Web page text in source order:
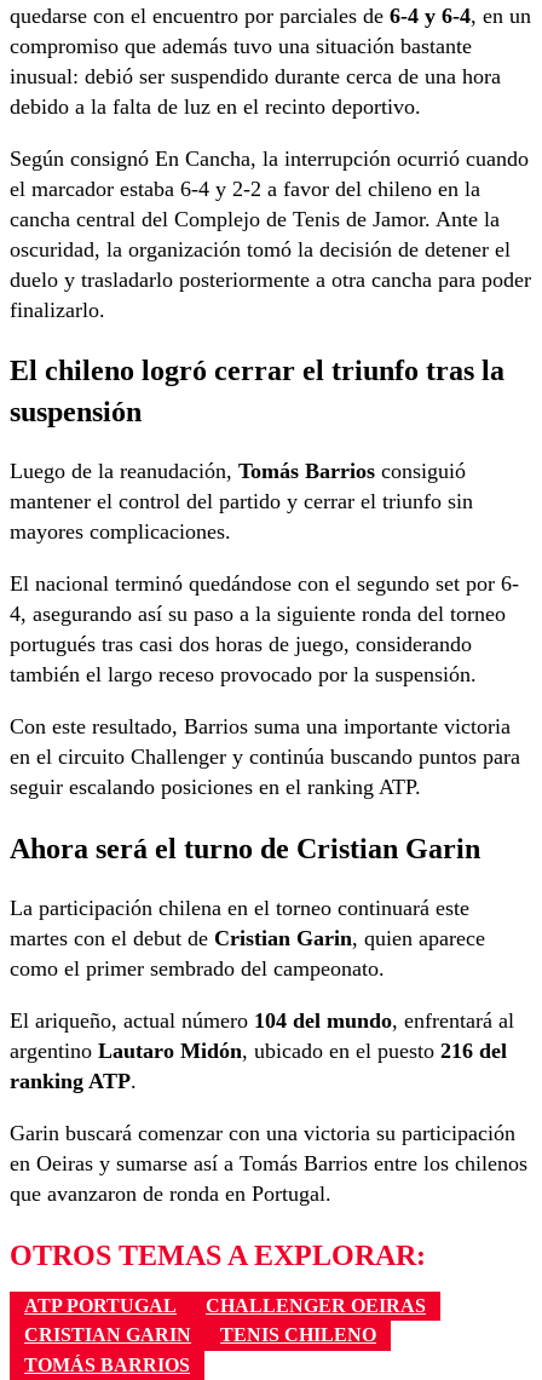
quedarse con el encuentro por parciales de 6-4 y 6-4, en un
compromiso que además tuvo una situación bastante
inusual: debió ser suspendido durante cerca de una hora
debido a la falta de luz en el recinto deportivo.
Según consignó En Cancha, la interrupción ocurrió cuando
el marcador estaba 6-4 y 2-2 a favor del chileno en la
cancha central del Complejo de Tenis de Jamor. Ante la
oscuridad, la organización tomó la decisión de detener el
duelo y trasladarlo posteriormente a otra cancha para poder
finalizarlo.
El chileno logró cerrar el triunfo tras la
suspensión
Luego de la reanudación, Tomás Barrios consiguió
mantener el control del partido y cerrar el triunfo sin
mayores complicaciones.
El nacional terminó quedándose con el segundo set por 6-
4, asegurando así su paso a la siguiente ronda del torneo
portugués tras casi dos horas de juego, considerando
también el largo receso provocado por la suspensión.
Con este resultado, Barrios suma una importante victoria
en el circuito Challenger y continúa buscando puntos para
seguir escalando posiciones en el ranking ATP.
Ahora será el turno de Cristian Garin
La participación chilena en el torneo continuará este
martes con el debut de Cristian Garin, quien aparece
como el primer sembrado del campeonato.
El ariqueño, actual número 104 del mundo, enfrentará al
argentino Lautaro Midón, ubicado en el puesto 216 del
ranking ATP.
Garin buscará comenzar con una victoria su participación
en Oeiras y sumarse así a Tomás Barrios entre los chilenos
que avanzaron de ronda en Portugal.
OTROS TEMAS A EXPLORAR:
ATP PORTUGAL
CHALLENGER OEIRAS
CRISTIAN GARIN
TENIS CHILENO
TOMÁS BARRIOS